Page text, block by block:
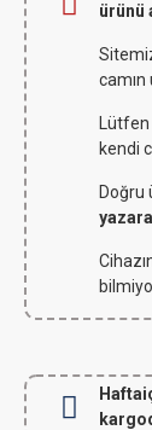
ürünü
camın
kendi
Doğru